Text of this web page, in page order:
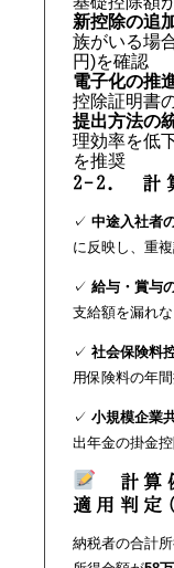
新控除の追
族がいる場
円)を確認
電子化の推
控除証明書
提出方法の
理効率を低
を推奨
2-2. 計
✓ 中途入社者
に反映し、重
✓ 給与・賞与
支給額を漏れ
✓ 社会保険料
用保険料の年
✓ 小規模企業
出年金の掛金
計算
適用判定
納税者の合計